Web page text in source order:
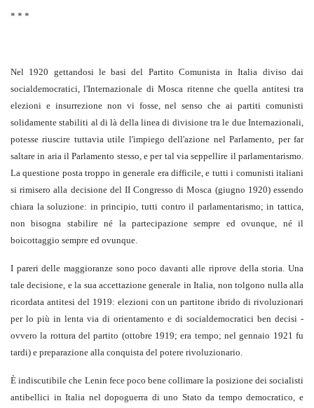
* * *
Nel 1920 gettandosi le basi del Partito Comunista in Italia diviso dai
socialdemocratici, l'Internazionale di Mosca ritenne che quella antitesi tra
elezioni e insurrezione non vi fosse, nel senso che ai partiti comunisti
solidamente stabiliti al di là della linea di divisione tra le due Internazionali,
potesse riuscire tuttavia utile l'impiego dell'azione nel Parlamento, per far
saltare in aria il Parlamento stesso, e per tal via seppellire il parlamentarismo.
La questione posta troppo in generale era difficile, e tutti i comunisti italiani
si rimisero alla decisione del II Congresso di Mosca (giugno 1920) essendo
chiara la soluzione: in principio, tutti contro il parlamentarismo; in tattica,
non bisogna stabilire né la partecipazione sempre ed ovunque, né il
boicottaggio sempre ed ovunque.
I pareri delle maggioranze sono poco davanti alle riprove della storia. Una
tale decisione, e la sua accettazione generale in Italia, non tolgono nulla alla
ricordata antitesi del 1919: elezioni con un partitone ibrido di rivoluzionari
per lo più in lenta via di orientamento e di socialdemocratici ben decisi -
ovvero la rottura del partito (ottobre 1919; era tempo; nel gennaio 1921 fu
tardi) e preparazione alla conquista del potere rivoluzionario.
È indiscutibile che Lenin fece poco bene collimare la posizione dei socialisti
antibellici in Italia nel dopoguerra di uno Stato da tempo democratico, e